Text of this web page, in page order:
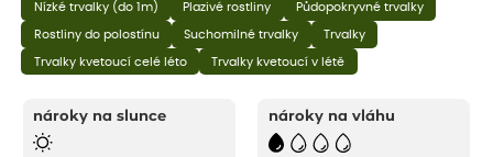
Nízké trvalky (do 1m) Plazivé rostliny Půdopokryvné trvalky
Rostliny do polostínu Suchomilné trvalky Trvalky
Trvalky kvetoucí celé léto Trvalky kvetoucí v létě
nároky na slunce nároky na vláhu